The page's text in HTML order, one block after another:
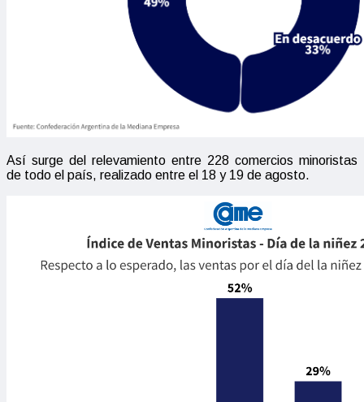
Así surge del relevamiento entre 228 comercios minoristas
de todo el país, realizado entre el 18 y 19 de agosto.